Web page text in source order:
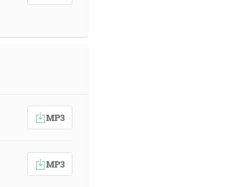
MP3
MP3